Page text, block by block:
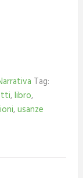
Tag:
,libro,
,usanze